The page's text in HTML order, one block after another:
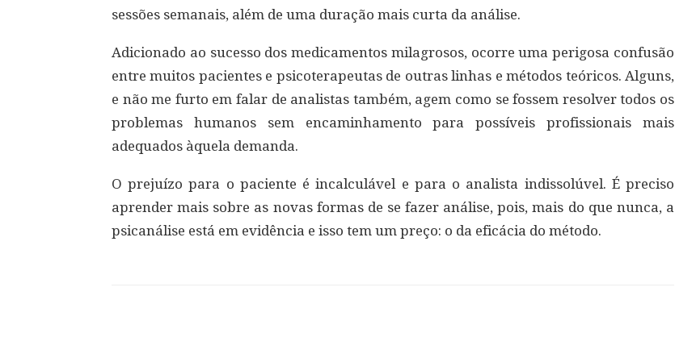
sessões semanais, além de uma duração mais curta da análise.
Adicionado ao sucesso dos medicamentos milagrosos, ocorre uma perigosa confusão
entre muitos pacientes e psicoterapeutas de outras linhas e métodos teóricos. Alguns,
e não me furto em falar de analistas também, agem como se fossem resolver todos os
problemas humanos sem encaminhamento para possíveis profissionais mais
adequados àquela demanda.
O prejuízo para o paciente é incalculável e para o analista indissolúvel. É preciso
aprender mais sobre as novas formas de se fazer análise, pois, mais do que nunca, a
psicanálise está em evidência e isso tem um preço: o da eficácia do método.